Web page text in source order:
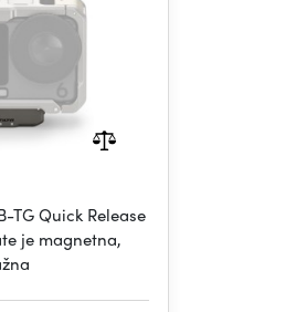
TG Quick Release
je magnetna,